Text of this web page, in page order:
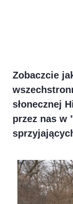
Zobaczcie
słonecznej
przez nas w